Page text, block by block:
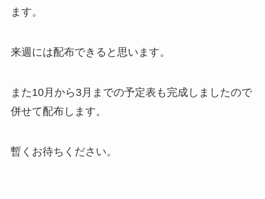
ます。
来週には配布できると思います。
また10月から3月までの予定表も完成しましたので
併せて配布します。
暫くお待ちください。